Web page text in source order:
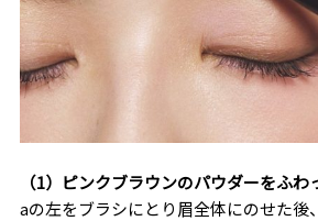
（1）ピンクブラウンのパウダーをふわ
aの左をブラシにとり眉全体にのせた後